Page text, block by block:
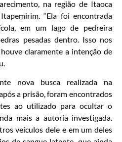
na região de Itaoca
“Ela foi encontrada
em um lago de pedreira
pesadas dentro. Isso nos
claramente a intenção de
nova busca realizada na
a prisão, foram encontrados
ao utilizado para ocultar o
mais a autoria investigada.
veículos dele e em um deles